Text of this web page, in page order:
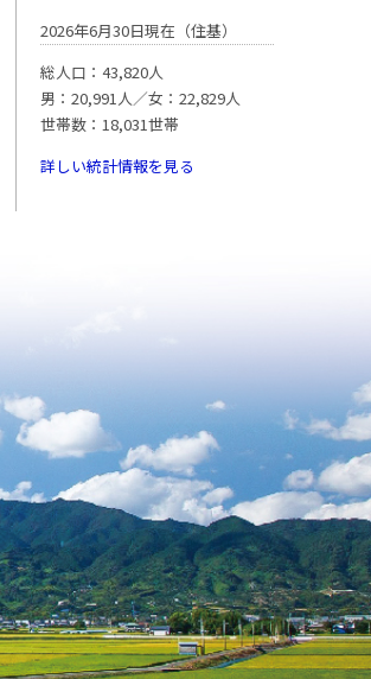
2026年6月30日現在（住基）
総人口：43,820人
男：20,991人／女：22,829人
世帯数：18,031世帯
詳しい統計情報を見る